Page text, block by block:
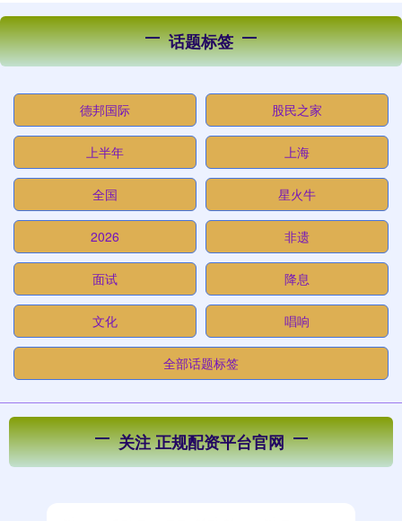
话题标签
德邦国际 股民之家
上半年 上海
全国 星火牛
2026 非遗
面试 降息
文化 唱响
全部话题标签
关注 正规配资平台官网